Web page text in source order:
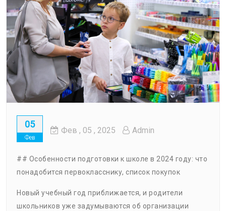
05
Фев
Фев , 05 , 2025 Admin
## Особенности подготовки к школе в 2024 году: что
понадобится первокласснику, список покупок
Новый учебный год приближается, и родители
школьников уже задумываются об организации